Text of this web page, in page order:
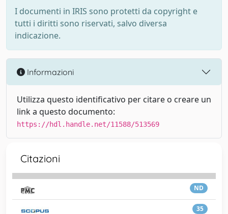
I documenti in IRIS sono protetti da copyright e
tutti i diritti sono riservati, salvo diversa
indicazione.
Informazioni
Utilizza questo identificativo per citare o creare un
link a questo documento:
https://hdl.handle.net/11588/513569
Citazioni
ND
35